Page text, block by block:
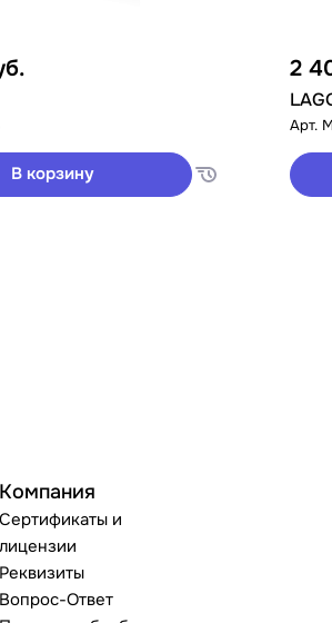
В корзину
2
Арт.
Компания
Сертификаты и
лицензии
Реквизиты
Вопрос-Ответ